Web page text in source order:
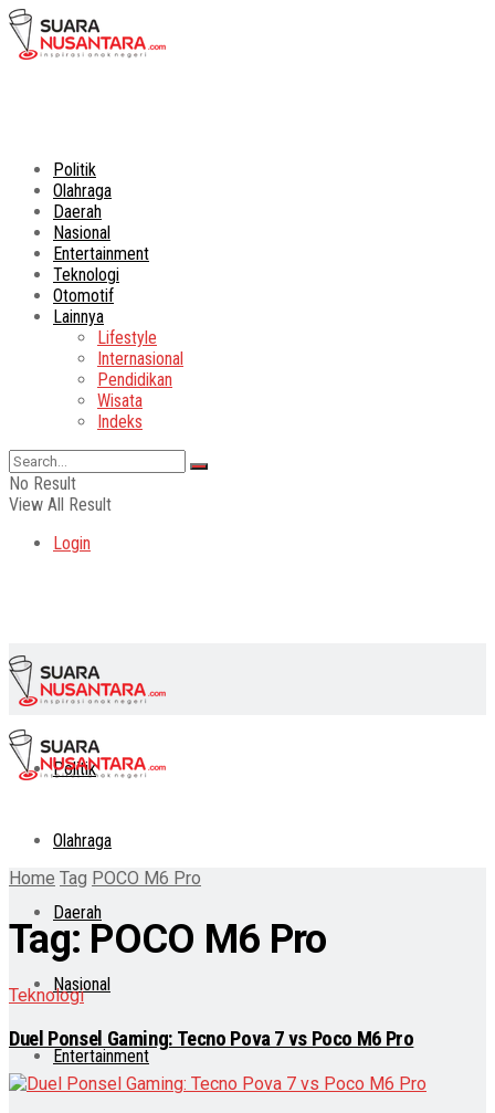
Politik
Olahraga
Daerah
Nasional
Entertainment
Teknologi
Otomotif
Lainnya
Lifestyle
Internasional
Pendidikan
Wisata
Indeks
No Result
View All Result
Login
Politik
Olahraga
Daerah
Nasional
Entertainment
Home Tag POCO M6 Pro
Tag: POCO M6 Pro
Teknologi
Duel Ponsel Gaming: Tecno Pova 7 vs Poco M6 Pro